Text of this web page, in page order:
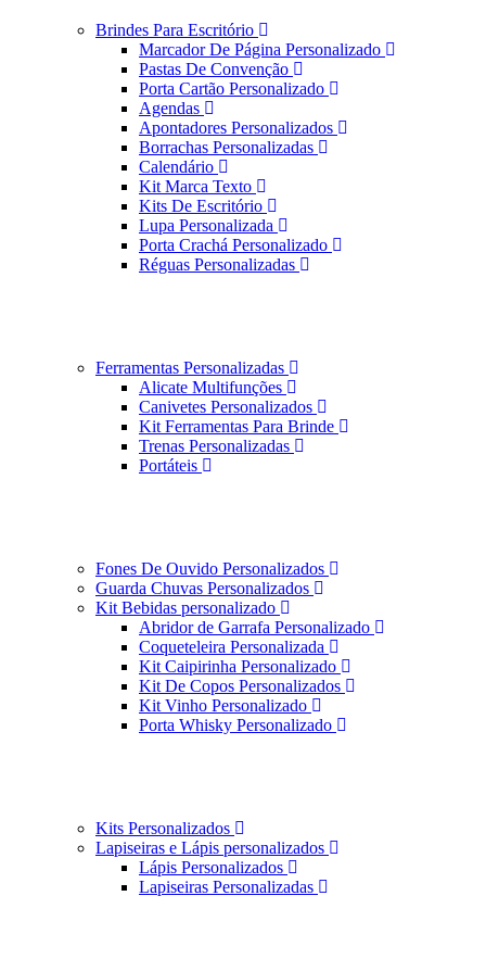
Brindes Para Escritório
Marcador De Página Personalizado
Pastas De Convenção
Porta Cartão Personalizado
Agendas
Apontadores Personalizados
Borrachas Personalizadas
Calendário
Kit Marca Texto
Kits De Escritório
Lupa Personalizada
Porta Crachá Personalizado
Réguas Personalizadas
Ferramentas Personalizadas
Alicate Multifunções
Canivetes Personalizados
Kit Ferramentas Para Brinde
Trenas Personalizadas
Portáteis
Fones De Ouvido Personalizados
Guarda Chuvas Personalizados
Kit Bebidas personalizado
Abridor de Garrafa Personalizado
Coqueteleira Personalizada
Kit Caipirinha Personalizado
Kit De Copos Personalizados
Kit Vinho Personalizado
Porta Whisky Personalizado
Kits Personalizados
Lapiseiras e Lápis personalizados
Lápis Personalizados
Lapiseiras Personalizadas